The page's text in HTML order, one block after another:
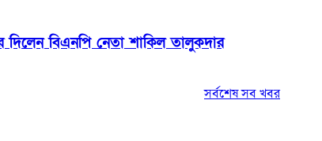
দিলেন বিএনপি নেতা শাকিল তালুকদার
সর্বশেষ সব খবর